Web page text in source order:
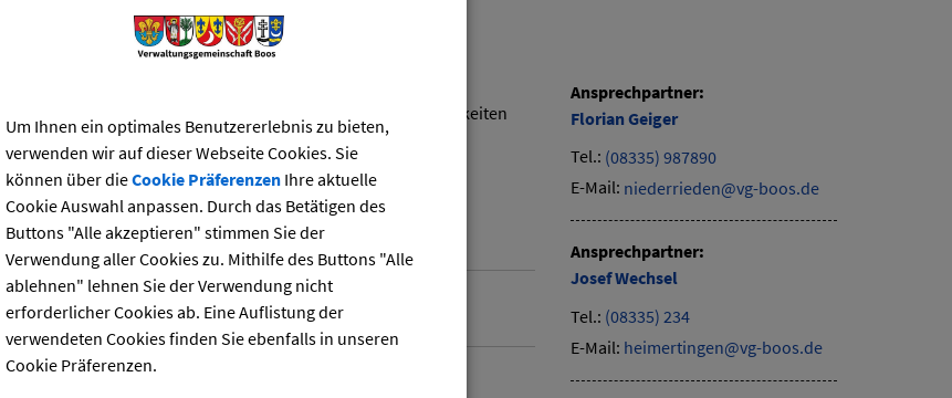
RESERVIERUNG
Gemeinden und Landratsämter können kommunale Räumlichkeiten
auf Anfrage / Antrag auch Dritten zur Nutzung überlassen.
LANGBESCHREIBUNG
KOSTEN
Ansprechpartner:
Florian Geiger
Tel.: (08335) 987890
E-Mail: niederrieden@vg-boos.de
Ansprechpartner:
JosefWechsel
Tel.: (08335) 234
E-Mail: heimertingen@vg-boos.de
Um Ihnen ein optimales Benutzererlebnis zu bieten,
verwenden wir auf dieser Webseite Cookies. Sie
können über dieCookie PräferenzenIhre aktuelle
Cookie Auswahl anpassen. Durch das Betätigen des
Buttons "Alle akzeptieren" stimmen Sie der
Verwendung aller Cookies zu. Mithilfe des Buttons "Alle
ablehnen" lehnen Sie der Verwendung nicht
erforderlicher Cookies ab. Eine Auflistung der
verwendeten Cookies finden Sie ebenfalls in unseren
Cookie Präferenzen.